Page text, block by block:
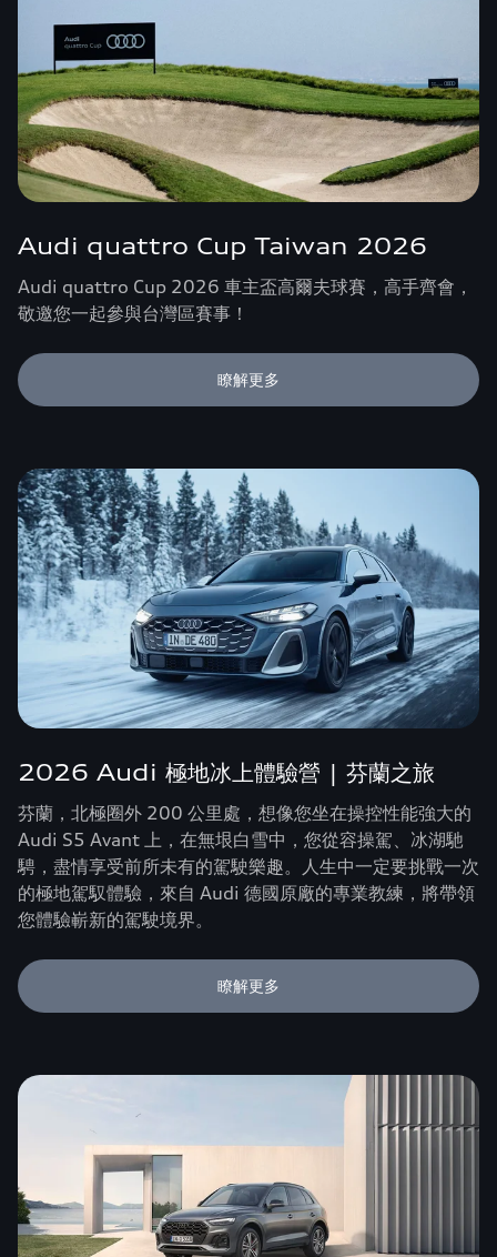
Audi quattro Cup Taiwan 2026
Audi quattro Cup 2026 車主盃高爾夫球賽，高手齊會，
敬邀您一起參與台灣區賽事！
瞭解更多
2026 Audi 極地冰上體驗營 | 芬蘭之旅
芬蘭，北極圈外 200 公里處，想像您坐在操控性能強大的
Audi S5 Avant 上，在無垠白雪中，您從容操駕、冰湖馳
騁，盡情享受前所未有的駕駛樂趣。人生中一定要挑戰一次
的極地駕馭體驗，來自 Audi 德國原廠的專業教練，將帶領
您體驗嶄新的駕駛境界。
瞭解更多